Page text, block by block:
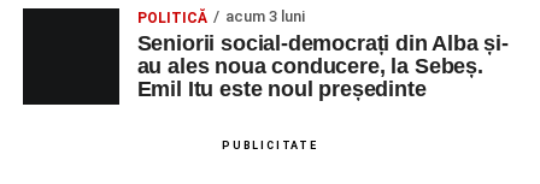
POLITICĂ acum 3 luni
Seniorii social-democrați din Alba și-
au ales noua conducere, la Sebeș.
Emil Itu este noul președinte
PUBLICITATE